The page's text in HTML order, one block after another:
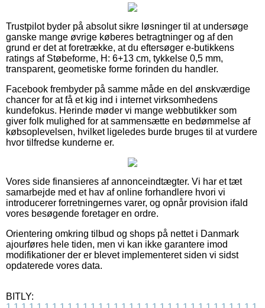
Trustpilot byder på absolut sikre løsninger til at undersøge
ganske mange øvrige køberes betragtninger og af den
grund er det at foretrække, at du eftersøger e-butikkens
ratings af Støbeforme, H: 6+13 cm, tykkelse 0,5 mm,
transparent, geometiske forme forinden du handler.
Facebook frembyder på samme måde en del ønskværdige
chancer for at få et kig ind i internet virksomhedens
kundefokus. Herinde møder vi mange webbutikker som
giver folk mulighed for at sammensætte en bedømmelse af
købsoplevelsen, hvilket ligeledes burde bruges til at vurdere
hvor tilfredse kunderne er.
Vores side finansieres af annonceindtægter. Vi har et tæt
samarbejde med et hav af online forhandlere hvori vi
introducerer forretningernes varer, og opnår provision ifald
vores besøgende foretager en ordre.
Orientering omkring tilbud og shops på nettet i Danmark
ajourføres hele tiden, men vi kan ikke garantere imod
modifikationer der er blevet implementeret siden vi sidst
opdaterede vores data.
BITLY: